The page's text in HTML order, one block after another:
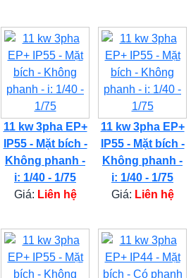
11 kw 3pha EP+
IP55 - Mặt bích -
Không phanh -
i: 1/40 - 1/75
Giá: Liên hệ
11 kw 3pha EP+
IP55 - Mặt bích -
Không phanh -
i: 1/40 - 1/75
Giá: Liên hệ